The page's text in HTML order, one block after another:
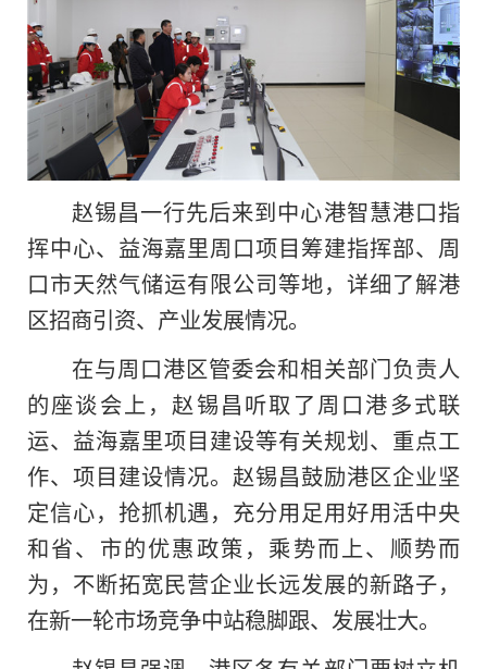
赵锡昌一行先后来到中心港智慧港口指
挥中心、益海嘉里周口项目筹建指挥部、周
口市天然气储运有限公司等地，详细了解港
区招商引资、产业发展情况。
在与周口港区管委会和相关部门负责人
的座谈会上，赵锡昌听取了周口港多式联
运、益海嘉里项目建设等有关规划、重点工
作、项目建设情况。赵锡昌鼓励港区企业坚
定信心，抢抓机遇，充分用足用好用活中央
和省、市的优惠政策，乘势而上、顺势而
为，不断拓宽民营企业长远发展的新路子，
在新一轮市场竞争中站稳脚跟、发展壮大。